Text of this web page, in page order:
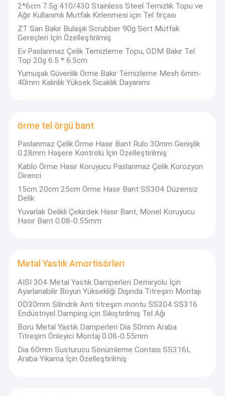
2*6cm 7.5g 410/430 Stainless Steel Temizlik Topu ve
Ağır Kullanımlı Mutfak Kirlenmesi için Tel fırçası
ZT Sarı Bakır Bulaşık Scrubber 90g Sert Mutfak
Gereçleri İçin Özelleştirilmiş
Ev Paslanmaz Çelik Temizleme Topu, ODM Bakır Tel
Top 20g 6.5 * 6.5cm
Yumuşak Güvenlik Örme Bakır Temizleme Mesh 6mm-
40mm Kalınlık Yüksek Sıcaklık Dayanımı
örme tel örgü bant
Paslanmaz Çelik Örme Hasır Bant Rulo 30mm Genişlik
0.28mm Haşere Kontrolü İçin Özelleştirilmiş
Kablo Örme Hasır Koruyucu Paslanmaz Çelik Korozyon
Direnci
15cm 20cm 25cm Örme Hasır Bant SS304 Düzensiz
Delik
Yuvarlak Delikli Çekirdek Hasır Bant, Monel Koruyucu
Hasır Bant 0.08-0.55mm
Metal Yastık Amortisörleri
AISI 304 Metal Yastık Damperleri Demiryolu İçin
Ayarlanabilir Boyun Yüksekliği Dışında Titreşim Montajı
OD30mm Silindrik Anti titreşim montu SS304 SS316
Endüstriyel Damping için Sıkıştırılmış Tel Ağı
Boru Metal Yastık Damperleri Dia 50mm Araba
Titreşim Önleyici Montaj 0.08-0.55mm
Dia 60mm Susturucu Sönümleme Contası SS316L
Araba Yıkama İçin Özelleştirilmiş